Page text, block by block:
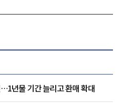
년물 기간 늘리고 환매 확대